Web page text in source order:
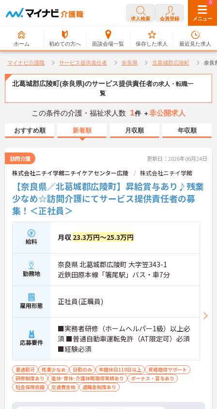
求人検索 会員登録 メニュー
ホーム 初めての方へ 面談会場一覧
0
保存した求人
0
最近見た求人
マイナビ介護職 サービス提供責任者 奈良県 北葛城郡広陵町 奈良
北葛城郡広陵町(奈良県)のサービス提供責任者の求人・転職一
覧
この条件の介護・福祉求人数 1件 ＋非公開求人
おすすめ順 新着順 月収順 年収順
訪問介護 更新日：2026年06月24日
株式会社ニチイ学館ニチイケアセンター広陵 株式会社ニチイ学館
【奈良県／北葛城郡広陵町】昇給賞与あり♪残業
少なめ☆訪問介護にてサービス提供責任者の募
集！＜正社員＞
給料 月収 23.3万円～25.3万円
勤務地
奈良県 北葛城郡広陵町 大字笠343-1
近鉄田原本線「箸尾駅」バス・車7分
雇用形態 正社員(正職員)
応募要件
■実務者研修（ホームヘルパー1級）以上必
須 ■普通自動車運転免許（AT限定可）必須
■経験必須
車通勤可 残業少なめ 日勤のみ 年間休日110日以上
資格取得サポート
研修制度あり
産休･育休･介護休暇取得実績あり
ボーナス・賞与あり
社会保険完備
交通費支給 退職金制度あり